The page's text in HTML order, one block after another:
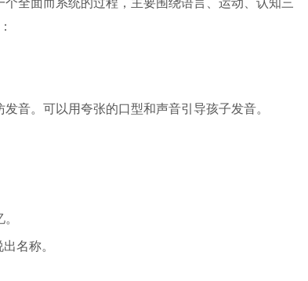
全面而系统的过程，主要围绕语言、运动、认知三
发音。可以用夸张的口型和声音引导孩子发音。
名称。